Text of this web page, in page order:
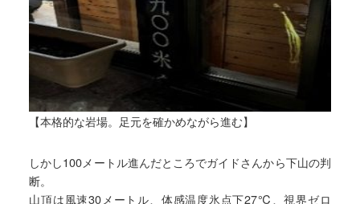
【本格的な岩場。足元を確かめながら進む】
しかし100メートル進んだところでガイドさんから下山の判
断。
山頂は風速30メートル、体感温度氷点下27℃、視界ゼロ